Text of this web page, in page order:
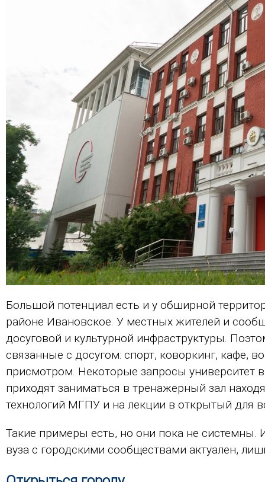
Большой потенциал есть и у обширной
районе Ивановское. У местных жителей и
досуговой и культурной инфраструктуры.
связанные с досугом: спорт, коворкинг, кафе,
присмотром. Некоторые запросы университет
приходят заниматься в тренажерный зал
технологий МГПУ и на лекции в открытый для
Такие примеры есть, но они пока не системны.
вуза с городскими сообществами актуален,